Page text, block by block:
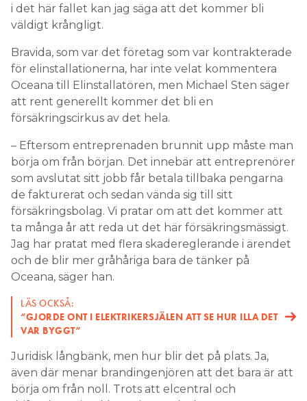
i det här fallet kan jag säga att det kommer bli
väldigt krångligt.
Bravida, som var det företag som var kontrakterade
för elinstallationerna, har inte velat kommentera
Oceana till Elinstallatören, men Michael Sten säger
att rent generellt kommer det bli en
försäkringscirkus av det hela.
– Eftersom entreprenaden brunnit upp måste man
börja om från början. Det innebär att entreprenörer
som avslutat sitt jobb får betala tillbaka pengarna
de fakturerat och sedan vända sig till sitt
försäkringsbolag. Vi pratar om att det kommer att
ta många år att reda ut det här försäkringsmässigt.
Jag har pratat med flera skadereglerande i ärendet
och de blir mer gråhåriga bara de tänker på
Oceana, säger han.
LÄS OCKSÅ:
“GJORDE ONT I ELEKTRIKERSJÄLEN ATT SE HUR ILLA DET
VAR BYGGT”
Juridisk långbänk, men hur blir det på plats. Ja,
även där menar brandingenjören att det bara är att
börja om från noll. Trots att elcentral och